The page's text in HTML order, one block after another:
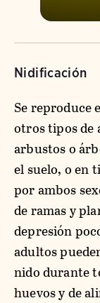
Nidificación
Se reproduce
otros tipos de
arbustos o
el suelo, o en
por ambos
de ramas y
depresión
adultos
nido durante
huevos y de